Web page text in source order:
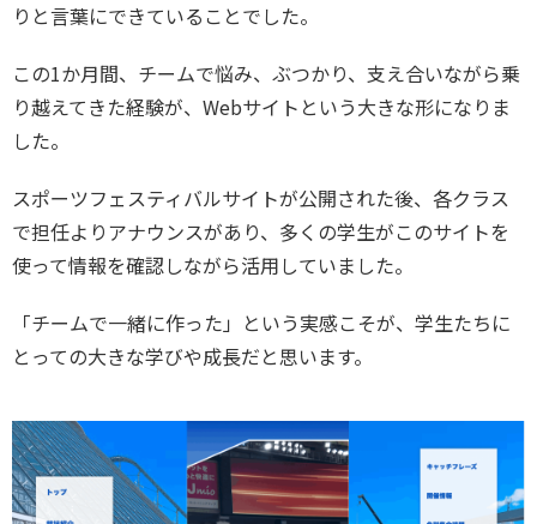
りと言葉にできていることでした。
この1か月間、チームで悩み、ぶつかり、支え合いながら乗
り越えてきた経験が、Webサイトという大きな形になりま
した。
スポーツフェスティバルサイトが公開された後、各クラス
で担任よりアナウンスがあり、多くの学生がこのサイトを
使って情報を確認しながら活用していました。
「チームで一緒に作った」という実感こそが、学生たちに
とっての大きな学びや成長だと思います。